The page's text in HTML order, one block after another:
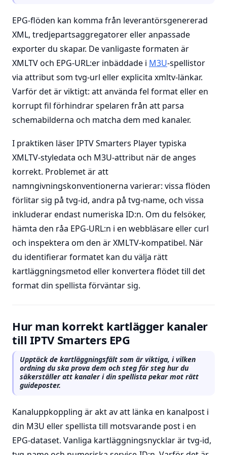
EPG-flöden kan komma från leverantörsgenererad
XML, tredjepartsaggregatorer eller anpassade
exporter du skapar. De vanligaste formaten är
XMLTV och EPG-URL:er inbäddade i M3U-spellistor
via attribut som tvg-url eller explicita xmltv-länkar.
Varför det är viktigt: att använda fel format eller en
korrupt fil förhindrar spelaren från att parsa
schemabilderna och matcha dem med kanaler.
I praktiken läser IPTV Smarters Player typiska
XMLTV-styledata och M3U-attribut när de anges
korrekt. Problemet är att
namngivningskonventionerna varierar: vissa flöden
förlitar sig på tvg-id, andra på tvg-name, och vissa
inkluderar endast numeriska ID:n. Om du felsöker,
hämta den råa EPG-URL:n i en webbläsare eller curl
och inspektera om den är XMLTV-kompatibel. När
du identifierar formatet kan du välja rätt
kartläggningsmetod eller konvertera flödet till det
format din spellista förväntar sig.
Hur man korrekt kartlägger kanaler
till IPTV Smarters EPG
Upptäck de kartläggningsfält som är viktiga, i vilken
ordning du ska prova dem och steg för steg hur du
säkerställer att kanaler i din spellista pekar mot rätt
guideposter.
Kanaluppkoppling är akt av att länka en kanalpost i
din M3U eller spellista till motsvarande post i en
EPG-dataset. Vanliga kartläggningsnycklar är tvg-id,